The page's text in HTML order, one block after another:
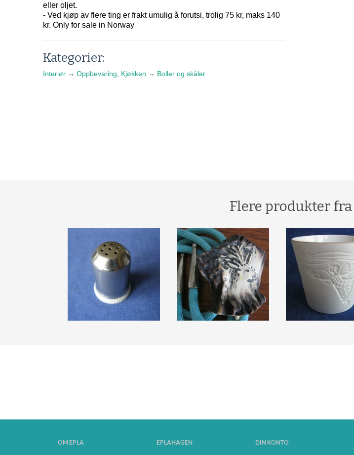
eller oljet.
- Ved kjøp av flere ting er frakt umulig å forutsi, trolig 75 kr, maks 140
kr. Only for sale in Norway
Kategorier:
Interiør → Oppbevaring Kjøkken → Boller og skåler
Flere produkter fra
OM EPLA EPLAHAGEN DIN KONTO